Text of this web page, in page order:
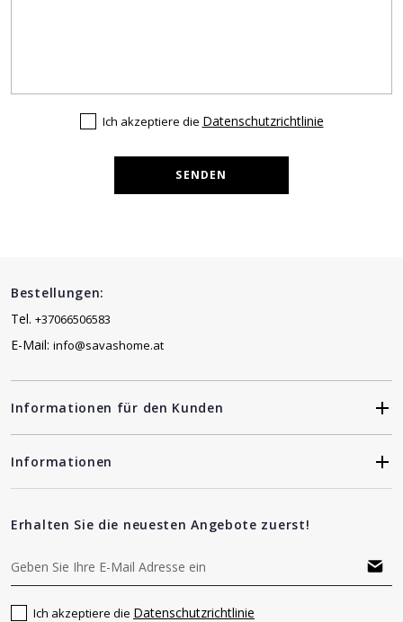
Ich akzeptiere die Datenschutzrichtlinie
SENDEN
Bestellungen:
Tel. +37066506583
E-Mail: info@savashome.at
Informationen für den Kunden
Informationen
Erhalten Sie die neuesten Angebote zuerst!
Ich akzeptiere die Datenschutzrichtlinie